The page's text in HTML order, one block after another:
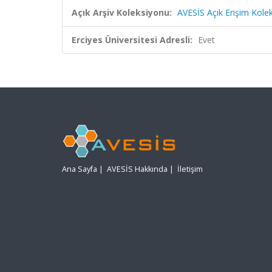
Açık Arşiv Koleksiyonu: AVESİS Açık Erişim
Erciyes Üniversitesi Adresli: Evet
Ana Sayfa | AVESİS Hakkında | İletişim